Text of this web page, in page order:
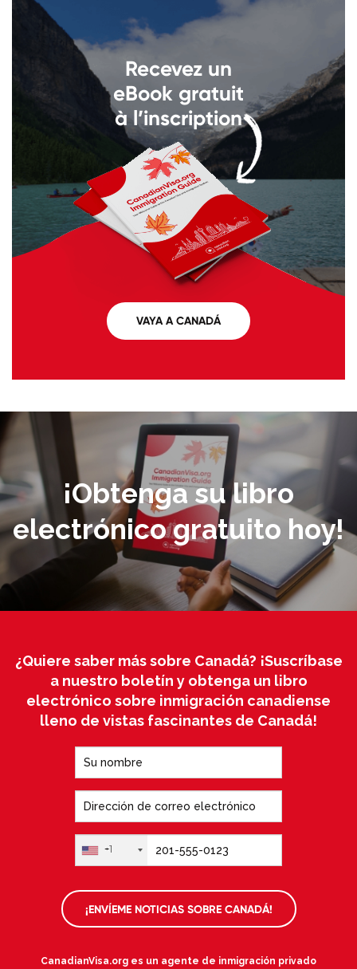
Recevez un
eBook gratuit
à l’inscription
VAYA A CANADÁ
¡Obtenga su libro
electrónico gratuito hoy!
¿Quiere saber más sobre Canadá? ¡Suscríbase
a nuestro boletín y obtenga un libro
electrónico sobre inmigración canadiense
lleno de vistas fascinantes de Canadá!
+1
¡ENVÍEME NOTICIAS SOBRE CANADÁ!
CanadianVisa.org es un agente de inmigración privado
Llámenos al +1 604 449 1200